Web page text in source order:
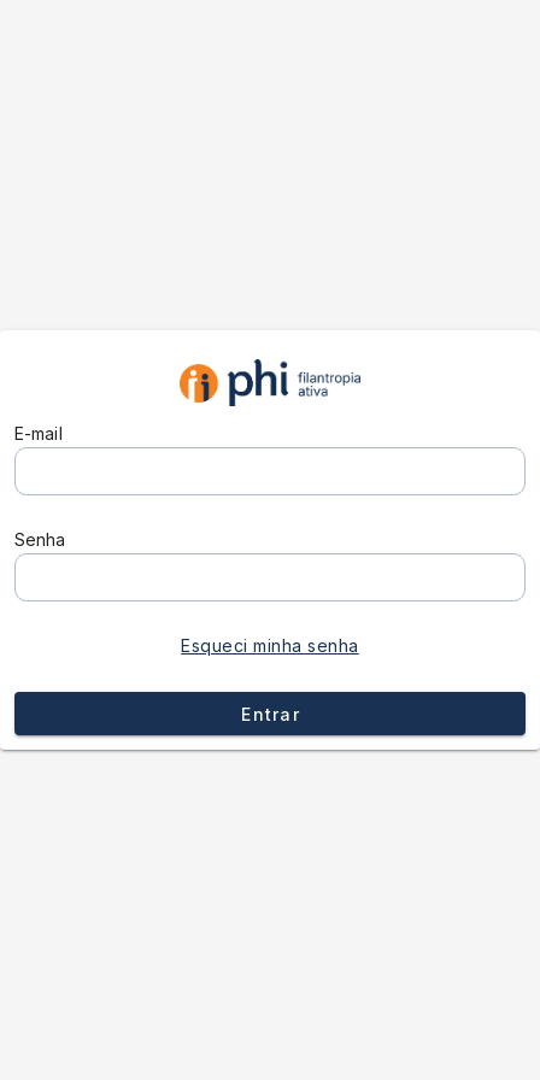
E-mail
Senha
Esqueci minha senha
Entrar